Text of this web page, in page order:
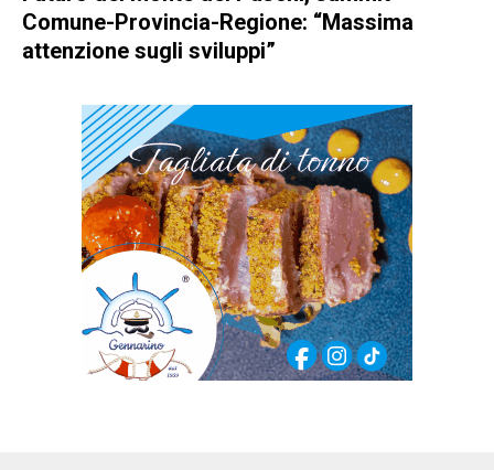
Comune-Provincia-Regione: “Massima
attenzione sugli sviluppi”